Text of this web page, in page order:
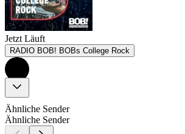
Jetzt Läuft
RADIO BOB! BOBs College Rock
Ähnliche Sender
Ähnliche Sender